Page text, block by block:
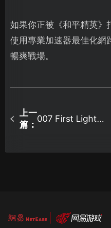
如果你正被《和平精英》
使用專業加速器最佳化網
暢爽戰場。
上一
篇：
007 First Light
雲端存檔為你妥